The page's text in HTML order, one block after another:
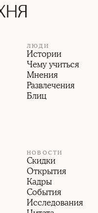
ЛЮДИ
Истории
Чему учиться
Мнения
Развлечения
Блиц
НОВОСТИ
Скидки
Открытия
Кадры
События
Исследования